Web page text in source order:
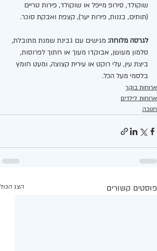
שוקולד, סירופ מייפל או שוקולד, פירות טריים
(תותים, בננות, פירות יער), קצפת ואבקת סוכר.
לגרסה מלוחה: מגישים עם גבינת שמנת מתובלת,
סלמון מעושן, אבוקדו מעוך או חתוך לפרוסות,
ביצת עין, עלי רוקט או עירית קצוצה, ומעט חומץ
בלסמי מעל הכל.
ארוחות בוקר
ארוחות לילדים
חנוכה
פוסטים קשורים הצג הכול